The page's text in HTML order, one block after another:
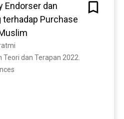
Pemsaran Dan
Penelitian (Suatu
Rineka Cipta.
Desain Kemasan
Nirmana, 2(2), 92–103.
Endorser dan
Purchase
dan Terapan 2022.